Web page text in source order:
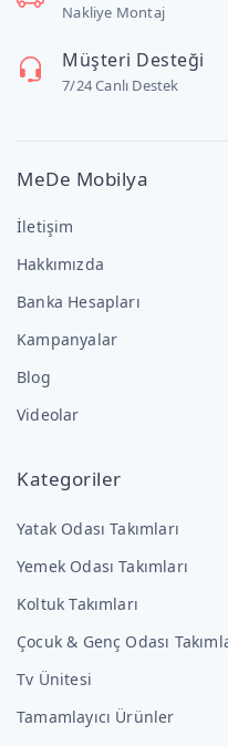
Nakliye Montaj
Müşteri Desteği
7/24 Canlı Destek
MeDe Mobilya
İletişim
Hakkımızda
Banka Hesapları
Kampanyalar
Blog
Videolar
Kategoriler
Yatak Odası Takımları
Yemek Odası Takımları
Koltuk Takımları
Çocuk & Genç Odası
Tv Ünitesi
Tamamlayıcı Ürünler